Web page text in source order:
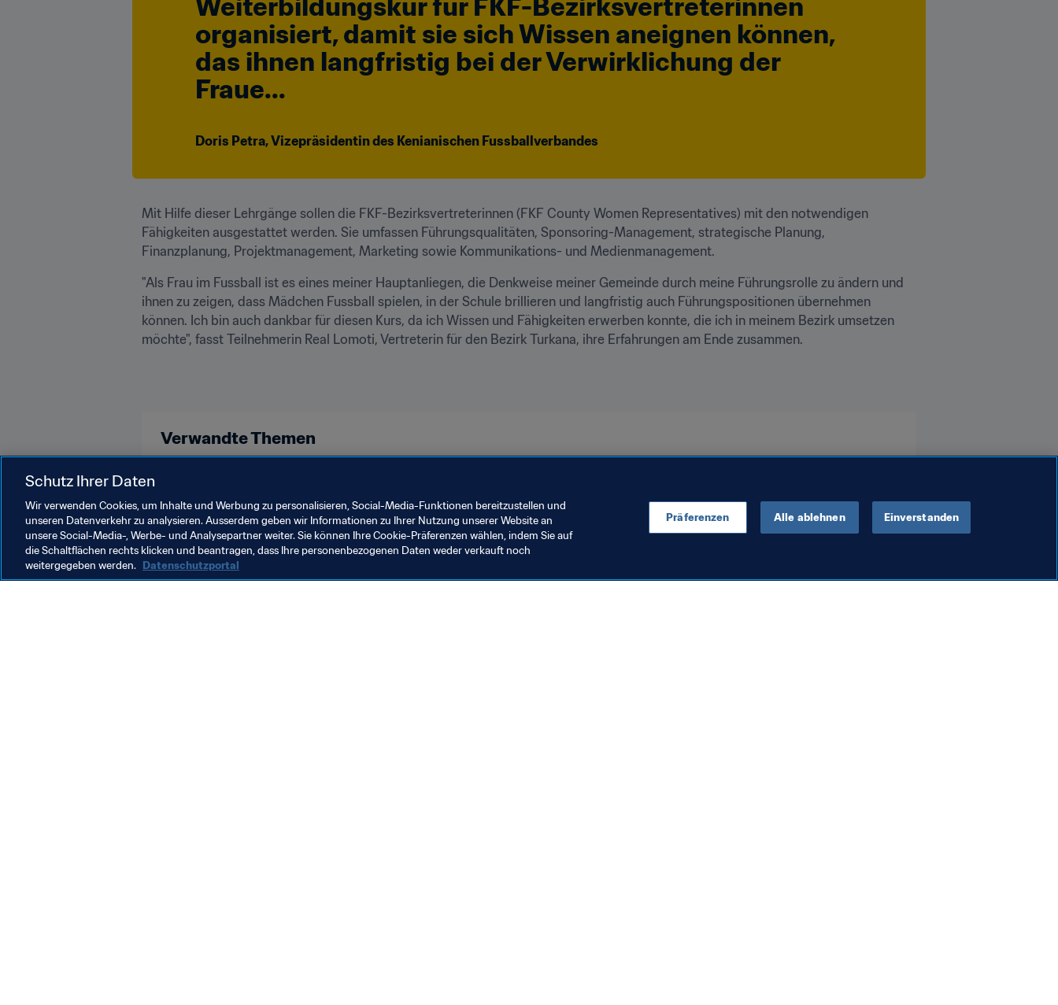
organisiert, damit sie sich Wissen aneignen können,
das ihnen langfristig bei der Verwirklichung der
Fraue...
Doris Petra, Vizepräsidentin des Kenianischen Fussballverbandes
Mit Hilfe dieser Lehrgänge sollen die FKF-Bezirksvertreterinnen (FKF County Women Representatives) mit den notwendigen
Fähigkeiten ausgestattet werden. Sie umfassen Führungsqualitäten, Sponsoring-Management, strategische Planung,
Finanzplanung, Projektmanagement, Marketing sowie Kommunikations- und Medienmanagement.
"Als Frau im Fussball ist es eines meiner Hauptanliegen, die Denkweise meiner Gemeinde durch meine Führungsrolle zu ändern und
ihnen zu zeigen, dass Mädchen Fussball spielen, in der Schule brillieren und langfristig auch Führungspositionen übernehmen
können. Ich bin auch dankbar für diesen Kurs, da ich Wissen und Fähigkeiten erwerben konnte, die ich in meinem Bezirk umsetzen
möchte", fasst Teilnehmerin Real Lomoti, Vertreterin für den Bezirk Turkana, ihre Erfahrungen am Ende zusammen.
Verwandte Themen
Schutz Ihrer Daten
Wir verwenden Cookies, um Inhalte und Werbung zu personalisieren, Social-Media-Funktionen bereitzustellen und
unseren Datenverkehr zu analysieren. Ausserdem geben wir Informationen zu Ihrer Nutzung unserer Website an
unsere Social-Media-, Werbe- und Analysepartner weiter. Sie können Ihre Cookie-Präferenzen wählen, indem Sie auf
die Schaltflächen rechts klicken und beantragen, dass Ihre personenbezogenen Daten weder verkauft noch
weitergegeben werden. Datenschutzportal
Präferenzen Alle ablehnen Einverstanden